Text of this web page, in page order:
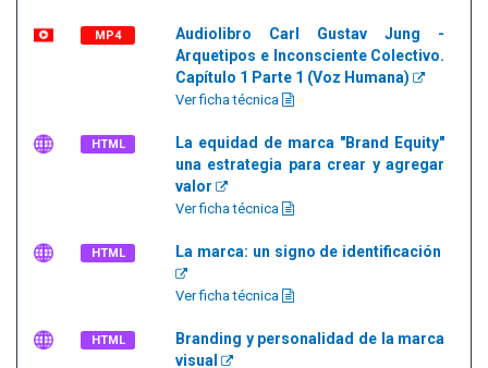
MP4
Audiolibro Carl Gustav Jung -
Arquetipos e Inconsciente Colectivo.
Capítulo 1 Parte 1 (Voz Humana)
Ver ficha técnica
HTML
La equidad de marca "Brand Equity"
una estrategia para crear y agregar
valor
Ver ficha técnica
HTML La marca: un signo de identificación
Ver ficha técnica
HTML
Branding y personalidad de la marca
visual